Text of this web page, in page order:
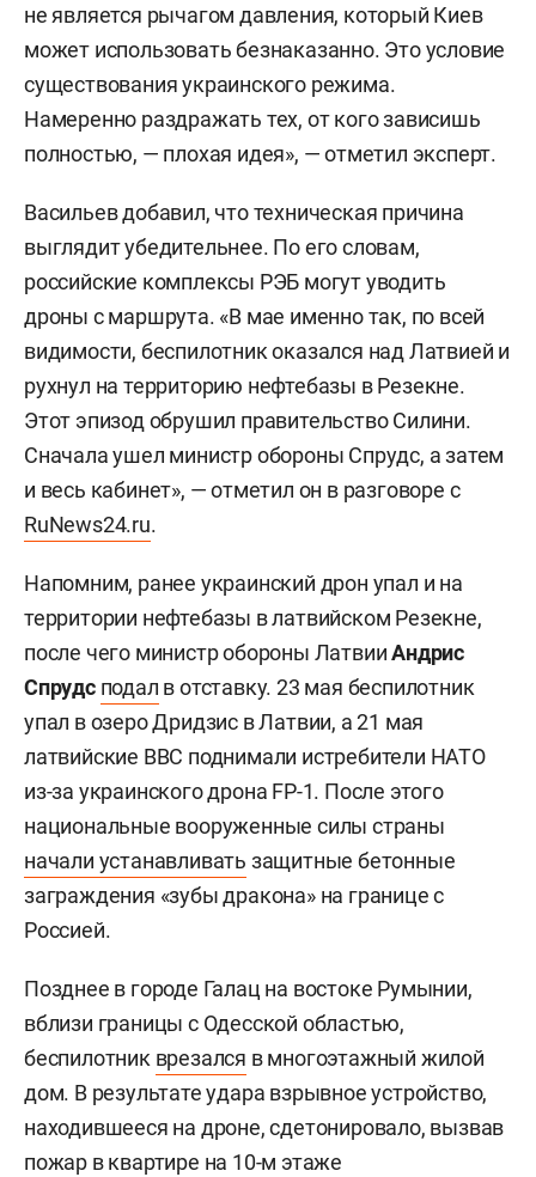
не является рычагом давления, который Киев
может использовать безнаказанно. Это условие
существования украинского режима.
Намеренно раздражать тех, от кого зависишь
полностью, — плохая идея», — отметил эксперт.
Васильев добавил, что техническая причина
выглядит убедительнее. По его словам,
российские комплексы РЭБ могут уводить
дроны с маршрута. «В мае именно так, по всей
видимости, беспилотник оказался над Латвией и
рухнул на территорию нефтебазы в Резекне.
Этот эпизод обрушил правительство Силини.
Сначала ушел министр обороны Спрудс, а затем
и весь кабинет», — отметил он в разговоре с
RuNews24.ru.
Напомним, ранее украинский дрон упал и на
территории нефтебазы в латвийском Резекне,
после чего министр обороны ЛатвииАндрис
Спрудс подал в отставку. 23 мая беспилотник
упал в озеро Дридзис в Латвии, а 21 мая
латвийские ВВС поднимали истребители НАТО
из-за украинского дрона FP-1. После этого
национальные вооруженные силы страны
начали устанавливать защитные бетонные
заграждения «зубы дракона» на границе с
Россией.
Позднее в городе Галац на востоке Румынии,
вблизи границы с Одесской областью,
беспилотник врезался в многоэтажный жилой
дом. В результате удара взрывное устройство,
находившееся на дроне, сдетонировало, вызвав
пожар в квартире на 10-м этаже